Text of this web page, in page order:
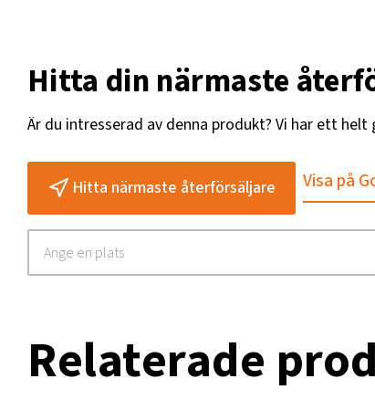
Hitta din närmaste
Är du intresserad av denna produkt? Vi har ett
Hitta närmaste återförsäljare Visa på
Relaterade